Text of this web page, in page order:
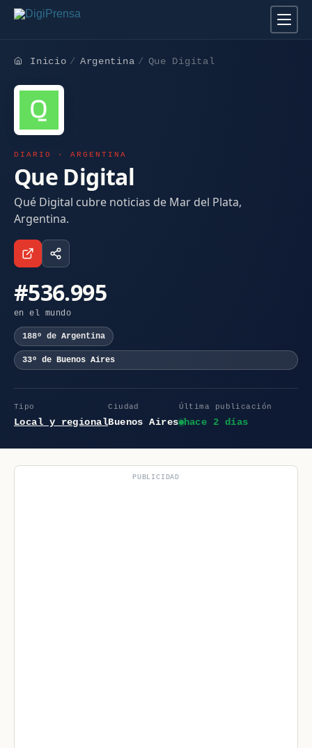
Inicio Argentina Que Digital
DIARIO · ARGENTINA
Que Digital
Qué Digital cubre noticias de Mar del Plata,
Argentina.
#536.995
en el mundo
188º de Argentina
33º de Buenos Aires
Tipo
Local y regional
Ciudad
Buenos Aires
Última publicación
hace 2 días
PUBLICIDAD